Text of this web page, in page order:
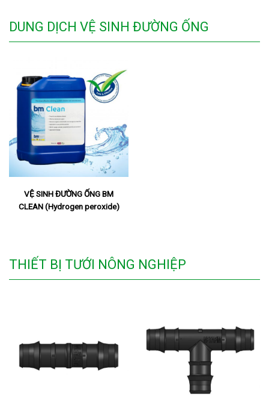
DUNG DỊCH VỆ SINH ĐƯỜNG ỐNG
VỆ SINH ĐƯỜNG ỐNG BM
CLEAN (Hydrogen peroxide)
THIẾT BỊ TƯỚI NÔNG NGHIỆP